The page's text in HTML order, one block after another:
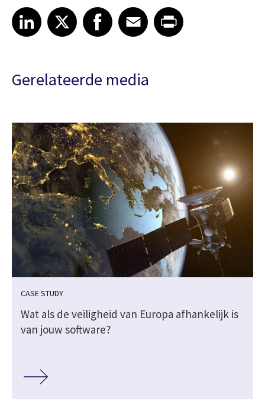
Share article on LinkedIn
LinkedIn
Share article on XShare article on Facebook
Facebook
Share article on Email
EmailShare article on Print
Gerelateerde media
CASE STUDY
Wat als de veiligheid van Europa afhankelijk is
van jouw software?